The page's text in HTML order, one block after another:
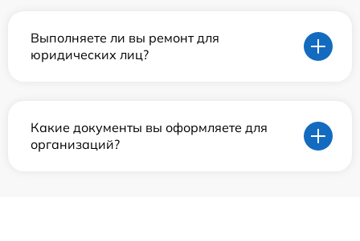
Выполняете ли вы ремонт для
юридических лиц?
Какие документы вы оформляете для
организаций?